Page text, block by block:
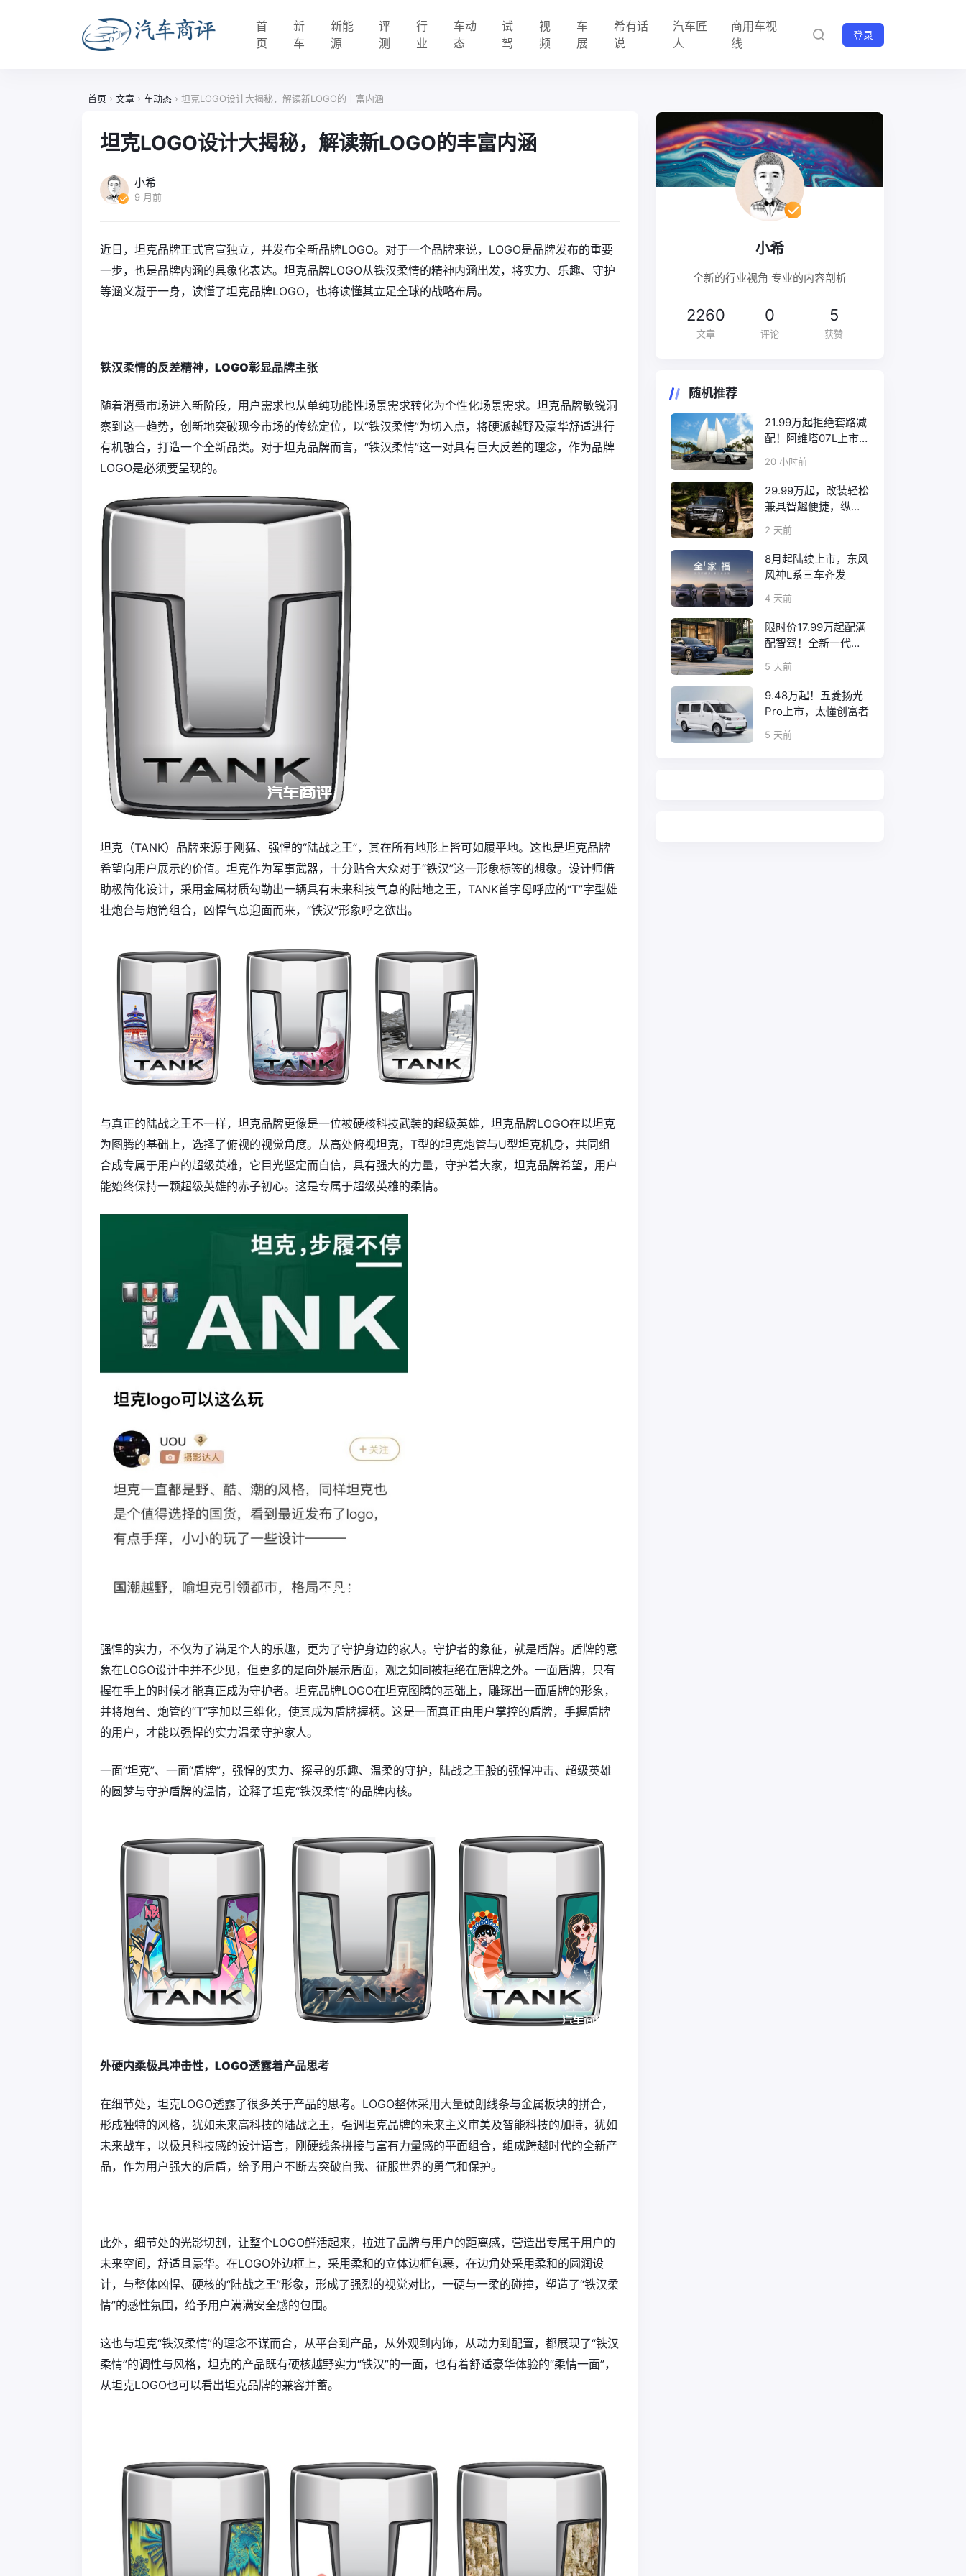
首
页
新
车
新能
源
评
测
行
业
车动
态
试
驾
视
频
车
展
希有话
说
汽车匠
人
商用车视
线
登录
首页 › 文章 › 车动态 › 坦克LOGO设计大揭秘，解读新LOGO的丰富内涵
坦克LOGO设计大揭秘，解读新LOGO的丰富内涵
小希
9 月前
近日，坦克品牌正式官宣独立，并发布全新品牌LOGO。对于一个品牌来说，LOGO是品牌发布的重要
一步，也是品牌内涵的具象化表达。坦克品牌LOGO从铁汉柔情的精神内涵出发，将实力、乐趣、守护
等涵义凝于一身，读懂了坦克品牌LOGO，也将读懂其立足全球的战略布局。
铁汉柔情的反差精神，LOGO彰显品牌主张
随着消费市场进入新阶段，用户需求也从单纯功能性场景需求转化为个性化场景需求。坦克品牌敏锐洞
察到这一趋势，创新地突破现今市场的传统定位，以“铁汉柔情”为切入点，将硬派越野及豪华舒适进行
有机融合，打造一个全新品类。对于坦克品牌而言，“铁汉柔情”这一对具有巨大反差的理念，作为品牌
LOGO是必须要呈现的。
坦克（TANK）品牌来源于刚猛、强悍的“陆战之王”，其在所有地形上皆可如履平地。这也是坦克品牌
希望向用户展示的价值。坦克作为军事武器，十分贴合大众对于“铁汉”这一形象标签的想象。设计师借
助极简化设计，采用金属材质勾勒出一辆具有未来科技气息的陆地之王，TANK首字母呼应的“T”字型雄
壮炮台与炮筒组合，凶悍气息迎面而来，“铁汉”形象呼之欲出。
与真正的陆战之王不一样，坦克品牌更像是一位被硬核科技武装的超级英雄，坦克品牌LOGO在以坦克
为图腾的基础上，选择了俯视的视觉角度。从高处俯视坦克，T型的坦克炮管与U型坦克机身，共同组
合成专属于用户的超级英雄，它目光坚定而自信，具有强大的力量，守护着大家，坦克品牌希望，用户
能始终保持一颗超级英雄的赤子初心。这是专属于超级英雄的柔情。
强悍的实力，不仅为了满足个人的乐趣，更为了守护身边的家人。守护者的象征，就是盾牌。盾牌的意
象在LOGO设计中并不少见，但更多的是向外展示盾面，观之如同被拒绝在盾牌之外。一面盾牌，只有
握在手上的时候才能真正成为守护者。坦克品牌LOGO在坦克图腾的基础上，雕琢出一面盾牌的形象，
并将炮台、炮管的“T”字加以三维化，使其成为盾牌握柄。这是一面真正由用户掌控的盾牌，手握盾牌
的用户，才能以强悍的实力温柔守护家人。
一面“坦克”、一面“盾牌”，强悍的实力、探寻的乐趣、温柔的守护，陆战之王般的强悍冲击、超级英雄
的圆梦与守护盾牌的温情，诠释了坦克“铁汉柔情”的品牌内核。
外硬内柔极具冲击性，LOGO透露着产品思考
在细节处，坦克LOGO透露了很多关于产品的思考。LOGO整体采用大量硬朗线条与金属板块的拼合，
形成独特的风格，犹如未来高科技的陆战之王，强调坦克品牌的未来主义审美及智能科技的加持，犹如
未来战车，以极具科技感的设计语言，刚硬线条拼接与富有力量感的平面组合，组成跨越时代的全新产
品，作为用户强大的后盾，给予用户不断去突破自我、征服世界的勇气和保护。
此外，细节处的光影切割，让整个LOGO鲜活起来，拉进了品牌与用户的距离感，营造出专属于用户的
未来空间，舒适且豪华。在LOGO外边框上，采用柔和的立体边框包裹，在边角处采用柔和的圆润设
计，与整体凶悍、硬核的“陆战之王”形象，形成了强烈的视觉对比，一硬与一柔的碰撞，塑造了“铁汉柔
情”的感性氛围，给予用户满满安全感的包围。
这也与坦克“铁汉柔情”的理念不谋而合，从平台到产品，从外观到内饰，从动力到配置，都展现了“铁汉
柔情”的调性与风格，坦克的产品既有硬核越野实力“铁汉”的一面，也有着舒适豪华体验的“柔情一面”，
从坦克LOGO也可以看出坦克品牌的兼容并蓄。
小希
全新的行业视角 专业的内容剖析
2260
文章
0
评论
5
获赞
随机推荐
21.99万起拒绝套路减
配！阿维塔07L上市
诚意拉满
20 小时前
29.99万起，改装轻松
兼具智趣便捷，纵横
F700上市
2 天前
8月起陆续上市，东风
风神L系三车齐发
4 天前
限时价17.99万起配满
配智驾！全新一代天
工08正式上市
5 天前
9.48万起！五菱扬光
Pro上市，太懂创富者
5 天前